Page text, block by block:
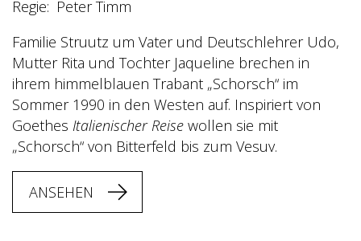
Regie
Peter Timm
Familie Struutz um Vater und Deutschlehrer Udo,
Mutter Rita und Tochter Jaqueline brechen in
ihrem himmelblauen Trabant „Schorsch“ im
Sommer 1990 in den Westen auf. Inspiriert von
Goethes Italienischer Reise wollen sie mit
„Schorsch“ von Bitterfeld bis zum Vesuv.
ANSEHEN